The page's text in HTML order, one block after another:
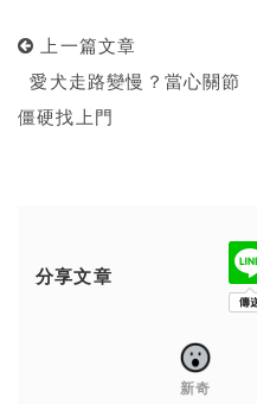
上一篇文章
愛犬走路變慢？當心關節
僵硬找上門
分享文章
新奇